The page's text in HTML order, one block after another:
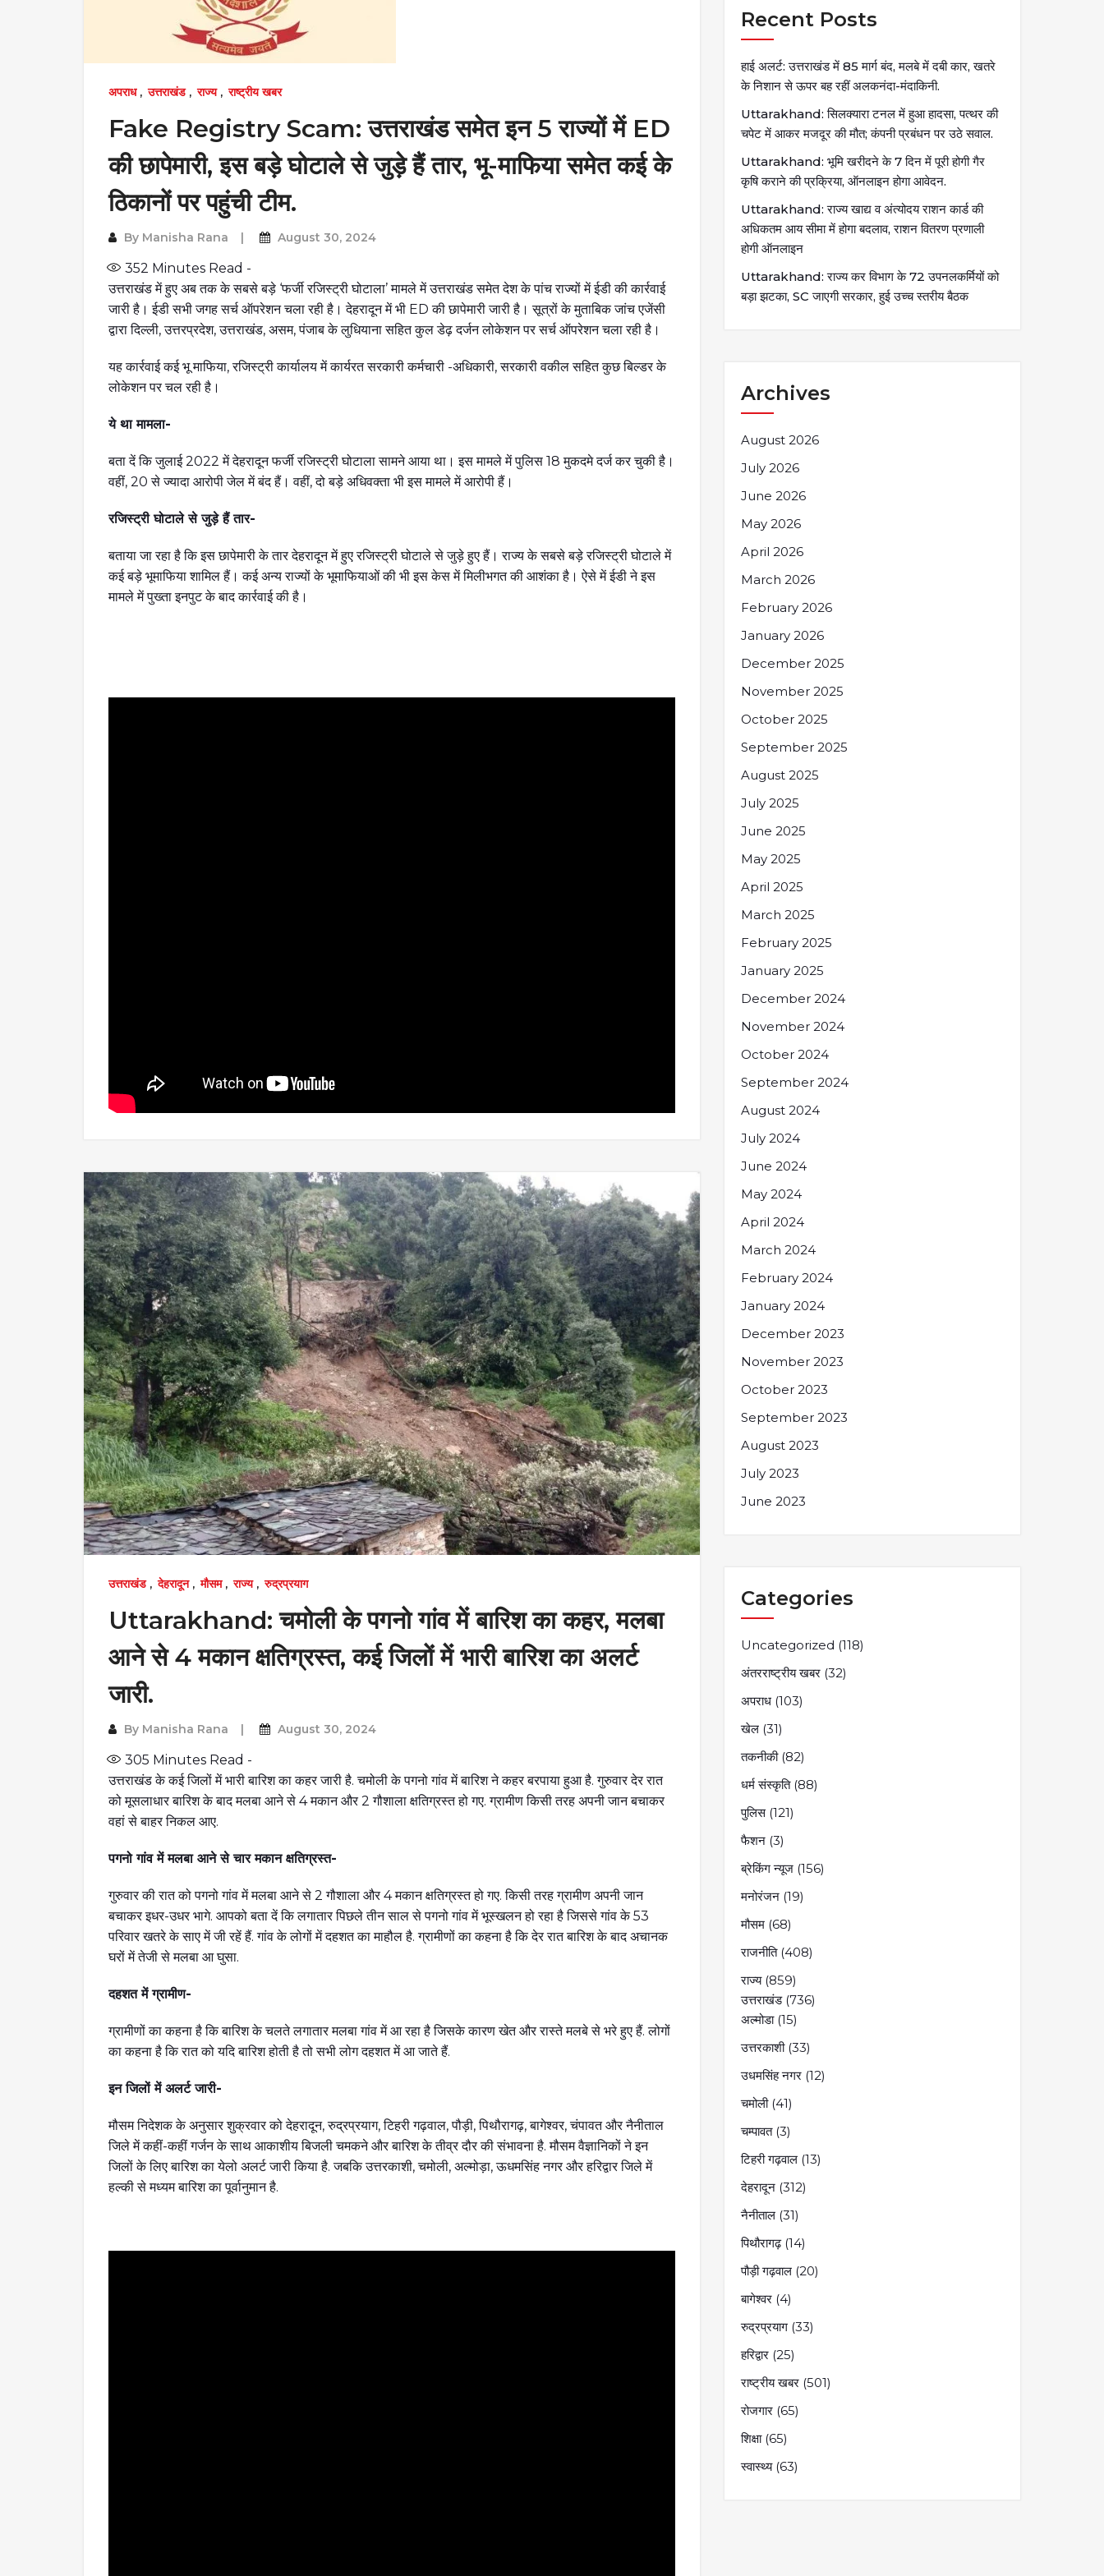
अपराध, उत्तराखंड, राज्य, राष्ट्रीय खबर
Fake Registry Scam: उत्तराखंड समेत इन 5 राज्यों में ED
की छापेमारी, इस बड़े घोटाले से जुड़े हैं तार, भू-माफिया समेत कई के
ठिकानों पर पहुंची टीम.
By Manisha Rana August 30, 2024
352 Minutes Read -
उत्तराखंड में हुए अब तक के सबसे बड़े ‘फर्जी रजिस्ट्री घोटाला’ मामले में उत्तराखंड समेत देश के पांच राज्यों में ईडी की कार्रवाई
जारी है। ईडी सभी जगह सर्च ऑपरेशन चला रही है। देहरादून में भी ED की छापेमारी जारी है। सूत्रों के मुताबिक जांच एजेंसी
द्वारा दिल्ली, उत्तरप्रदेश, उत्तराखंड, असम, पंजाब के लुधियाना सहित कुल डेढ़ दर्जन लोकेशन पर सर्च ऑपरेशन चला रही है।
यह कार्रवाई कई भू माफिया, रजिस्ट्री कार्यालय में कार्यरत सरकारी कर्मचारी -अधिकारी, सरकारी वकील सहित कुछ बिल्डर के
लोकेशन पर चल रही है।
ये था मामला-
बता दें कि जुलाई 2022 में देहरादून फर्जी रजिस्ट्री घोटाला सामने आया था। इस मामले में पुलिस 18 मुकदमे दर्ज कर चुकी है।
वहीं, 20 से ज्यादा आरोपी जेल में बंद हैं। वहीं, दो बड़े अधिवक्ता भी इस मामले में आरोपी हैं।
रजिस्ट्री घोटाले से जुड़े हैं तार-
बताया जा रहा है कि इस छापेमारी के तार देहरादून में हुए रजिस्ट्री घोटाले से जुड़े हुए हैं। राज्य के सबसे बड़े रजिस्ट्री घोटाले में
कई बड़े भूमाफिया शामिल हैं। कई अन्य राज्यों के भूमाफियाओं की भी इस केस में मिलीभगत की आशंका है। ऐसे में ईडी ने इस
मामले में पुख्ता इनपुट के बाद कार्रवाई की है।
उत्तराखंड, देहरादून, मौसम, राज्य, रुद्रप्रयाग
Uttarakhand: चमोली के पगनो गांव में बारिश का कहर, मलबा
आने से 4 मकान क्षतिग्रस्त, कई जिलों में भारी बारिश का अलर्ट
जारी.
By Manisha Rana August 30, 2024
305 Minutes Read -
उत्तराखंड के कई जिलों में भारी बारिश का कहर जारी है. चमोली के पगनो गांव में बारिश ने कहर बरपाया हुआ है. गुरुवार देर रात
को मूसलाधार बारिश के बाद मलबा आने से 4 मकान और 2 गौशाला क्षतिग्रस्त हो गए. ग्रामीण किसी तरह अपनी जान बचाकर
वहां से बाहर निकल आए.
पगनो गांव में मलबा आने से चार मकान क्षतिग्रस्त-
गुरुवार की रात को पगनो गांव में मलबा आने से 2 गौशाला और 4 मकान क्षतिग्रस्त हो गए. किसी तरह ग्रामीण अपनी जान
बचाकर इधर-उधर भागे. आपको बता दें कि लगातार पिछले तीन साल से पगनो गांव में भूस्खलन हो रहा है जिससे गांव के 53
परिवार खतरे के साए में जी रहें हैं. गांव के लोगों में दहशत का माहौल है. ग्रामीणों का कहना है कि देर रात बारिश के बाद अचानक
घरों में तेजी से मलबा आ घुसा.
दहशत में ग्रामीण-
ग्रामीणों का कहना है कि बारिश के चलते लगातार मलबा गांव में आ रहा है जिसके कारण खेत और रास्ते मलबे से भरे हुए हैं. लोगों
का कहना है कि रात को यदि बारिश होती है तो सभी लोग दहशत में आ जाते हैं.
इन जिलों में अलर्ट जारी-
मौसम निदेशक के अनुसार शुक्रवार को देहरादून, रुद्रप्रयाग, टिहरी गढ़वाल, पौड़ी, पिथौरागढ़, बागेश्वर, चंपावत और नैनीताल
जिले में कहीं-कहीं गर्जन के साथ आकाशीय बिजली चमकने और बारिश के तीव्र दौर की संभावना है. मौसम वैज्ञानिकों ने इन
जिलों के लिए बारिश का येलो अलर्ट जारी किया है. जबकि उत्तरकाशी, चमोली, अल्मोड़ा, ऊधमसिंह नगर और हरिद्वार जिले में
हल्की से मध्यम बारिश का पूर्वानुमान है.
Recent Posts
हाई अलर्ट: उत्तराखंड में 85 मार्ग बंद, मलबे में दबी कार, खतरे
के निशान से ऊपर बह रहीं अलकनंदा-मंदाकिनी.
Uttarakhand: सिलक्यारा टनल में हुआ हादसा, पत्थर की
चपेट में आकर मजदूर की मौत; कंपनी प्रबंधन पर उठे सवाल.
Uttarakhand: भूमि खरीदने के 7 दिन में पूरी होगी गैर
कृषि कराने की प्रक्रिया, ऑनलाइन होगा आवेदन.
Uttarakhand: राज्य खाद्य व अंत्योदय राशन कार्ड की
अधिकतम आय सीमा में होगा बदलाव, राशन वितरण प्रणाली
होगी ऑनलाइन
Uttarakhand: राज्य कर विभाग के 72 उपनलकर्मियों को
बड़ा झटका, SC जाएगी सरकार, हुई उच्च स्तरीय बैठक
Archives
August 2026
July 2026
June 2026
May 2026
April 2026
March 2026
February 2026
January 2026
December 2025
November 2025
October 2025
September 2025
August 2025
July 2025
June 2025
May 2025
April 2025
March 2025
February 2025
January 2025
December 2024
November 2024
October 2024
September 2024
August 2024
July 2024
June 2024
May 2024
April 2024
March 2024
February 2024
January 2024
December 2023
November 2023
October 2023
September 2023
August 2023
July 2023
June 2023
Categories
Uncategorized (118)
अंतरराष्ट्रीय खबर (32)
अपराध (103)
खेल (31)
तकनीकी(82)
धर्म संस्कृति(88)
पुलिस(121)
फैशन (3)
ब्रेकिंग न्यूज (156)
मनोरंजन (19)
मौसम (68)
राजनीति(408)
राज्य(859)
उत्तराखंड(736)
अल्मोडा(15)
उत्तरकाशी(33)
उधमसिंह नगर (12)
चमोली(41)
चम्पावत(3)
टिहरी गढ़वाल (13)
देहरादून (312)
नैनीताल (31)
पिथौरागढ़(14)
पौड़ी गढ़वाल (20)
बागेश्वर (4)
रुद्रप्रयाग (33)
हरिद्वार (25)
राष्ट्रीय खबर (501)
रोजगार (65)
शिक्षा(65)
स्वास्थ्य(63)